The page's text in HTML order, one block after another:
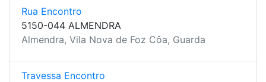
Rua Encontro
5150-044 ALMENDRA
Almendra, Vila Nova de Foz Côa, Guarda
Travessa Encontro